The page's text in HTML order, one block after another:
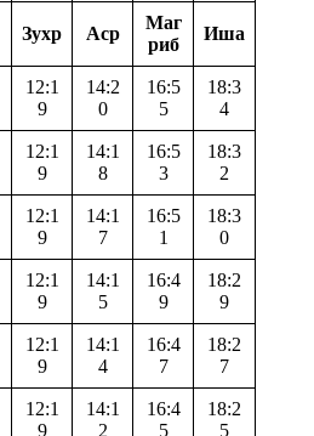
Зухр Аср
Маг
риб
Иша
12:1
9
14:2
0
16:5
5
18:3
4
12:1
9
14:1
8
16:5
3
18:3
2
12:1
9
14:1
7
16:5
1
18:3
0
12:1
9
14:1
5
16:4
9
18:2
9
12:1
9
14:1
4
16:4
7
18:2
7
12:1
9
14:1
2
16:4
5
18:2
5